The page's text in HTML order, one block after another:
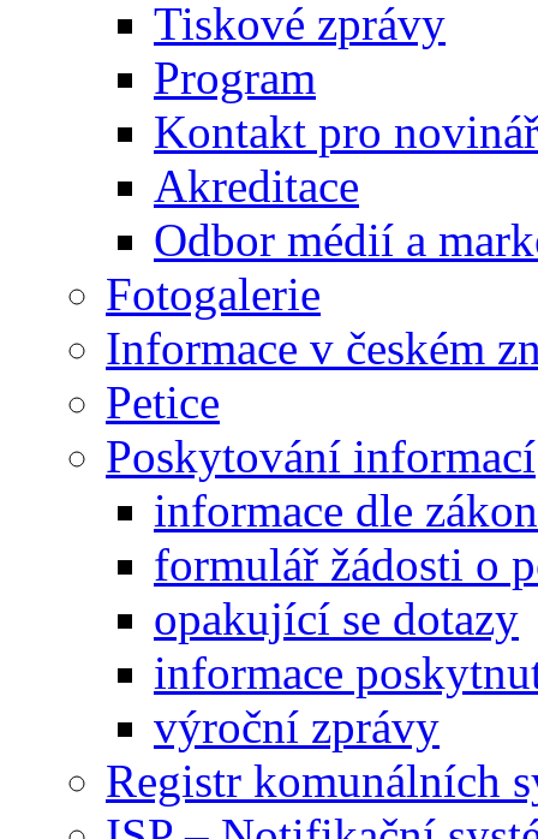
Tiskové zprávy
Program
Kontakt pro
Akreditace
Odbor médií a
Fotogalerie
Informace v českém
Petice
Poskytování informací
informace dle
formulář žádosti o
opakující se dotazy
informace
výroční zprávy
Registr komunálních